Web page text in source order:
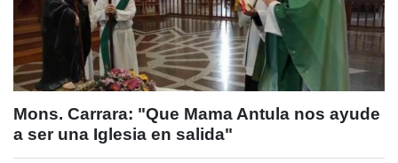
Mons. Carrara: "Que Mama Antula nos ayude
a ser una Iglesia en salida"